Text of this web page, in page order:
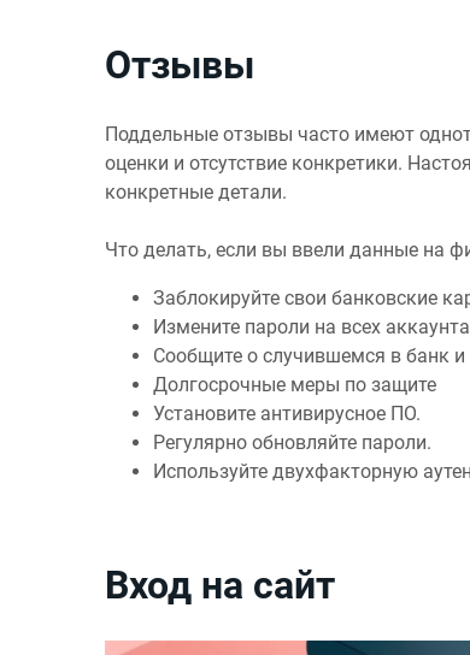
Отзывы
Поддельные отзывы часто имеют
оценки и отсутствие конкретики.
конкретные детали.
Что делать, если вы ввели данные на
Заблокируйте свои банковские
Измените пароли на всех
Сообщите о случившемся в банк
Долгосрочные меры по защите
Установите антивирусное ПО.
Регулярно обновляйте пароли.
Используйте двухфакторную
Вход на сайт